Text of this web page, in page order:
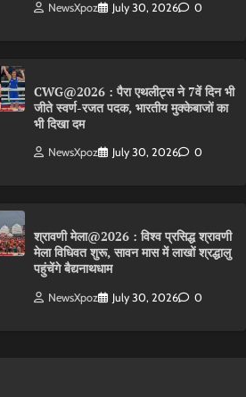
NewsXpoz July 30, 2026 0
CWG@2026 : पैरा एथलीट्स ने 7वें दिन भी
जीते स्वर्ण-रजत पदक, भारतीय मुक्केबाजों का
भी दिखा दम
NewsXpoz July 30, 2026 0
श्रावणी मेला@2026 : विश्व प्रसिद्ध श्रावणी
मेला विधिवत शुरू, सावन मास में लाखों श्रद्धालु
पहुंचेंगे बैद्यनाथधाम
NewsXpoz July 30, 2026 0